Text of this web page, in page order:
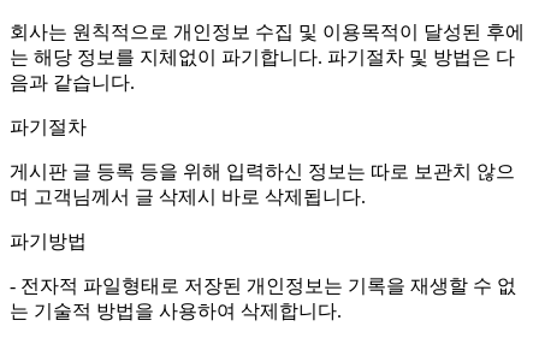
회사는 원칙적으로 개인정보 수집 및 이용목적이 달성된 후에
는 해당 정보를 지체없이 파기합니다. 파기절차 및 방법은 다
음과 같습니다.
파기절차
게시판 글 등록 등을 위해 입력하신 정보는 따로 보관치 않으
며 고객님께서 글 삭제시 바로 삭제됩니다.
파기방법
- 전자적 파일형태로 저장된 개인정보는 기록을 재생할 수 없
는 기술적 방법을 사용하여 삭제합니다.